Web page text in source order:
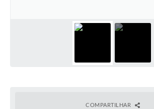
COMPARTILHAR